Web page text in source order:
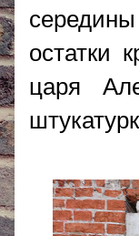
остатки
царя